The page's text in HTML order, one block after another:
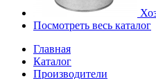
Посмотреть весь каталог
Главная
Каталог
Производители